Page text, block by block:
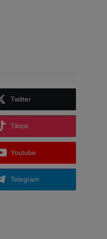
Twitter
Tiktok
Youtube
Telegram